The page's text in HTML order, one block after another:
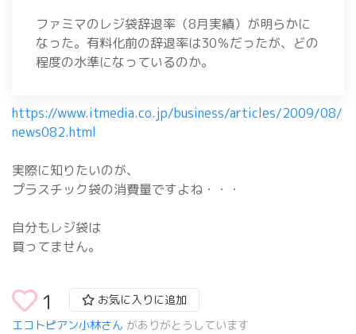
ファミマのレジ袋辞退率（8月実績）が明らかに
なった。有料化前の辞退率は30％だったが、どの
程度の水準になっているのか。
https://www.itmedia.co.jp/business/articles/2009/08/
news082.html
実際に知りたいのが、
プラスチック袋の消費量ですよね・・・
自分もレジ袋は
買ってません。
1
お気に入りに追加
エコトピアン小林さん がありがとうしています